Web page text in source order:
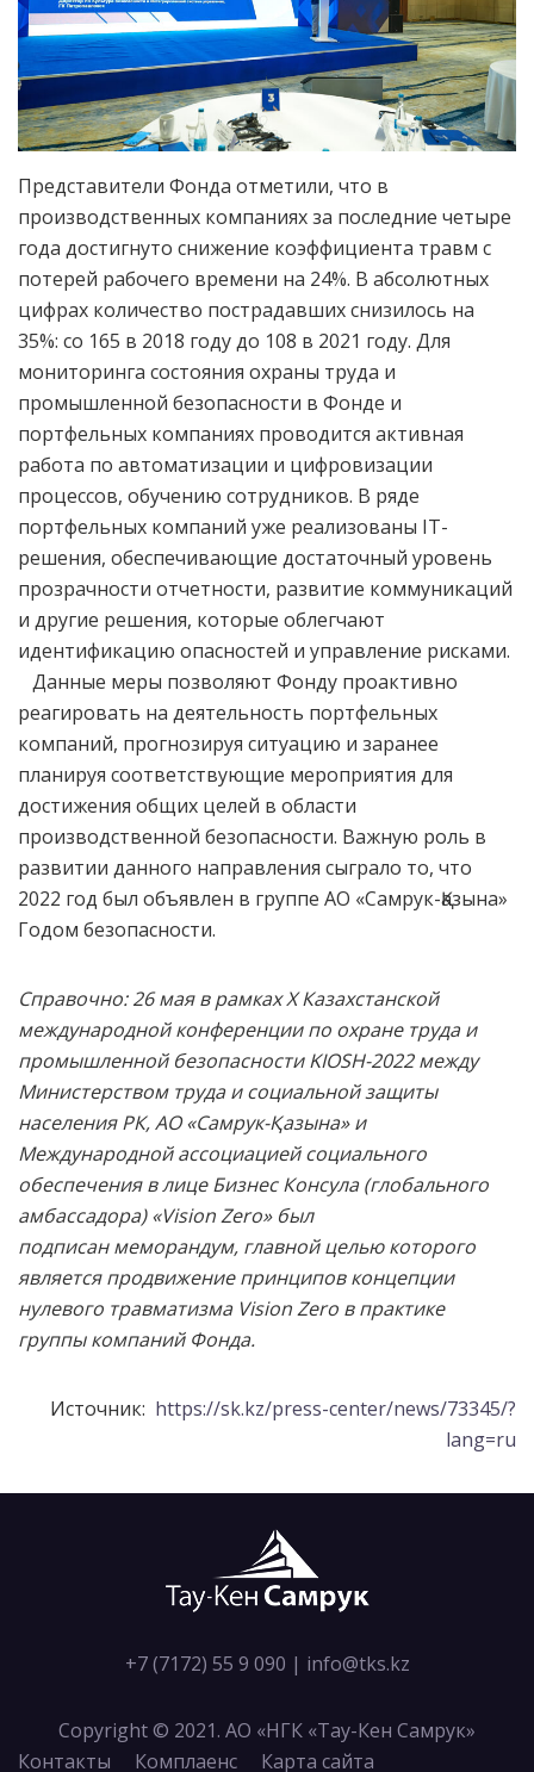
Представители Фонда отметили, что в
производственных компаниях за последние четыре
года достигнуто снижение коэффициента травм с
потерей рабочего времени на 24%. В абсолютных
цифрах количество пострадавших снизилось на
35%: со 165 в 2018 году до 108 в 2021 году. Для
мониторинга состояния охраны труда и
промышленной безопасности в Фонде и
портфельных компаниях проводится активная
работа по автоматизации и цифровизации
процессов, обучению сотрудников. В ряде
портфельных компаний уже реализованы IТ-
решения, обеспечивающие достаточный уровень
прозрачности отчетности, развитие коммуникаций
и другие решения, которые облегчают
идентификацию опасностей и управление рисками.
Данные меры позволяют Фонду проактивно
реагировать на деятельность портфельных
компаний, прогнозируя ситуацию и заранее
планируя соответствующие мероприятия для
достижения общих целей в области
производственной безопасности. Важную роль в
развитии данного направления сыграло то, что
2022 год был объявлен в группе АО «Самрук-Қазына»
Годом безопасности.
Справочно: 26 мая в рамках X Казахстанской
международной конференции по охране труда и
промышленной безопасности KIOSH-2022 между
Министерством труда и социальной защиты
населения РК, АО «Самрук-Қазына» и
Международной ассоциацией социального
обеспечения в лице Бизнес Консула (глобального
амбассадора) «Vision Zero» был
подписан меморандум, главной целью которого
является продвижение принципов концепции
нулевого травматизма Vision Zero в практике
группы компаний Фонда.
Источник: https://sk.kz/press-center/news/73345/?
lang=ru
+7 (7172) 55 9 090 | info@tks.kz
Copyright © 2021. АО «НГК «Тау-Кен Самрук»
Контакты
Комплаенс Карта сайта